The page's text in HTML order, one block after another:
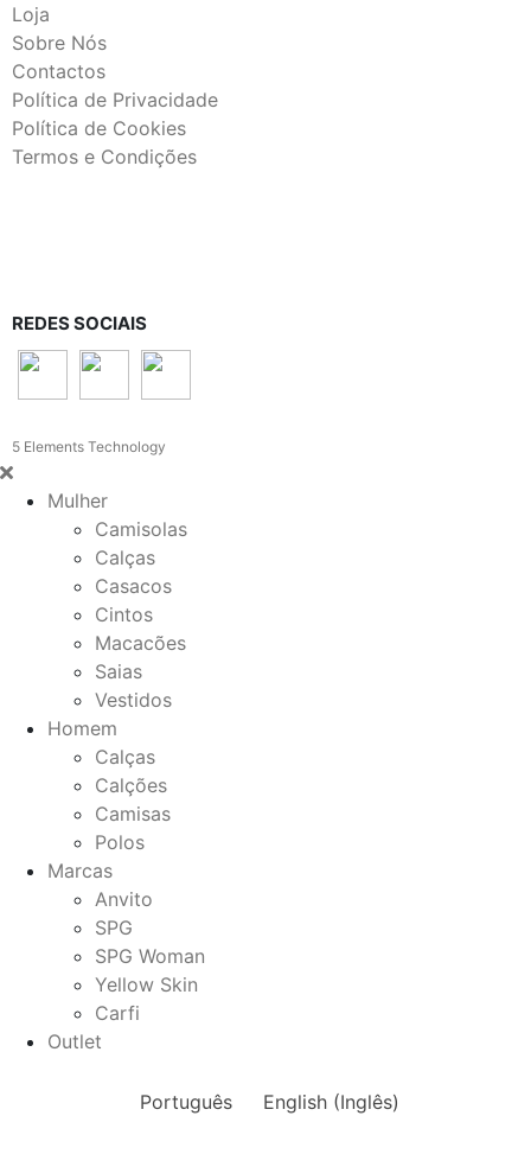
Loja
Sobre Nós
Contactos
Política de Privacidade
Política de Cookies
Termos e Condições
REDES SOCIAIS
5 Elements Technology
Mulher
Camisolas
Calças
Casacos
Cintos
Macacões
Saias
Vestidos
Homem
Calças
Calções
Camisas
Polos
Marcas
Anvito
SPG
SPG Woman
Yellow Skin
Carfi
Outlet
Português English(Inglês)